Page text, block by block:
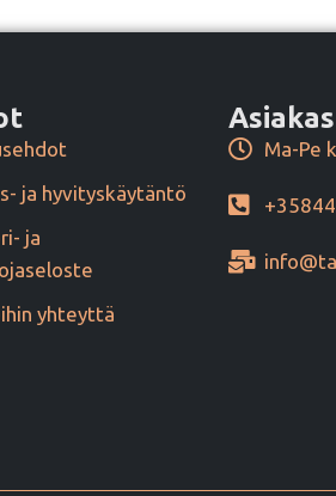
ja hyvityskäytäntö
ja
yhteyttä
Ma-Pe